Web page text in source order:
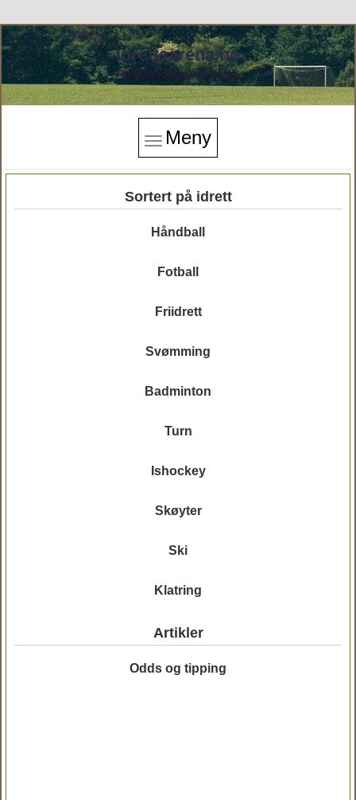
Idrettsarena.no
Finn idrettsarenaer i Norge.
Meny
Sortert på idrett
Håndball
Fotball
Friidrett
Svømming
Badminton
Turn
Ishockey
Skøyter
Ski
Klatring
Artikler
Odds og tipping